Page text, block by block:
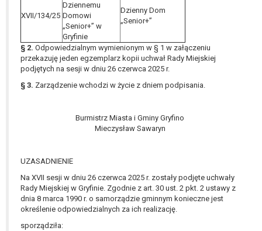
XVII/134/25
Dziennemu
Domowi
„Senior+” w
Gryfinie
Dzienny Dom
„Senior+”
§ 2. Odpowiedzialnym wymienionym w § 1 w załączeniu
przekazuję jeden egzemplarz kopii uchwał Rady Miejskiej
podjętych na sesji w dniu 26 czerwca 2025 r.
§ 3. Zarządzenie wchodzi w życie z dniem podpisania.
Burmistrz Miasta i Gminy Gryfino
Mieczysław Sawaryn
UZASADNIENIE
Na XVII sesji w dniu 26 czerwca 2025 r. zostały podjęte uchwały
Rady Miejskiej w Gryfinie. Zgodnie z art. 30 ust. 2 pkt. 2 ustawy z
dnia 8 marca 1990 r. o samorządzie gminnym konieczne jest
określenie odpowiedzialnych za ich realizację.
sporządziła: